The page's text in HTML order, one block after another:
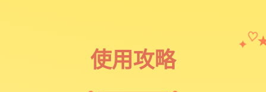
使用攻略
✦ ♡